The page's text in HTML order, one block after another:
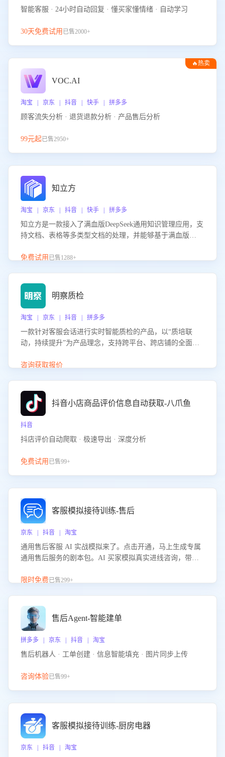
智能客服 · 24小时自动回复 · 懂买家懂情绪 · 自动学习
30天免费试用 已售2000+
🔥热卖
VOC.AI
淘宝 | 京东 | 抖音 | 快手 | 拼多多
顾客流失分析 · 退货退款分析 · 产品售后分析
99元起已售2950+
知立方
淘宝 | 京东 | 抖音 | 快手 | 拼多多
知立方是一款接入了满血版DeepSeek通用知识管理应用，支
持文档、表格等多类型文档的处理，并能够基于满血版
识支持，帮助用户高效管理和利用知识资源。通过该产品，
免费试用 已售1288+
明察质检
淘宝 | 京东 | 抖音 | 拼多多
一款针对客服会话进行实时智能质检的产品，以“质培联
动，持续提升”为产品理念，支持跨平台、跨店铺的全面、
升客服团队的销服能力。
咨询获取报价
抖音小店商品评价信息自动获取-八爪鱼
抖音
抖店评价自动爬取 · 极速导出 · 深度分析
免费试用 已售99+
客服模拟接待训练-售后
京东 | 抖音 | 淘宝
通用售后客服 AI 实战模拟来了。点击开通，马上生成专属
通用售后服务的剧本包。AI 买家模拟真实进线咨询，带您
的应对要点，轻松提升服务能力。
限时免费已售299+
售后Agent-智能建单
拼多多 | 京东 | 抖音 | 淘宝
售后机器人 · 工单创建 · 信息智能填充 · 图片同步上传
咨询体验已售99+
客服模拟接待训练-厨房电器
京东 | 抖音 | 淘宝